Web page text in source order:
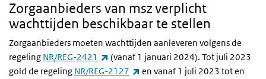
Zorgaanbieders van msz verplicht
wachttijden beschikbaar te stellen
Zorgaanbieders moeten wachttijden aanleveren volgens de
regeling NR/REG-2421 (externe link)
(vanaf 1 januari 2024). Tot juli 2023
gold de regeling NR/REG-2127 (externe link)
en vanaf 1 juli 2023 tot en